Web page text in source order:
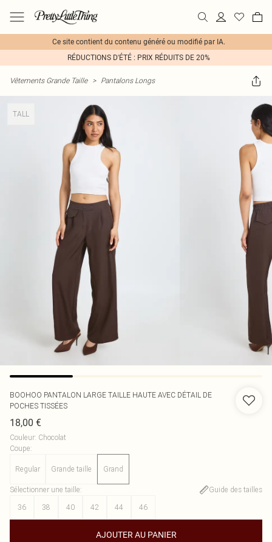
Ce site contient du contenu généré ou modifié par IA.
RÉDUCTIONS D'ÉTÉ : PRIX RÉDUITS DE 20%
Vêtements Grande Taille > Pantalons Longs
TALL
BOOHOO PANTALON LARGE TAILLE HAUTE AVEC DÉTAIL DE
POCHES TISSÉES
18,00 €
Couleur: Chocolat
Coupe:
Regular Grande taille Grand
Sélectionner une taille:
Guide des tailles
36
38 40 42 44 46
AJOUTER AU PANIER